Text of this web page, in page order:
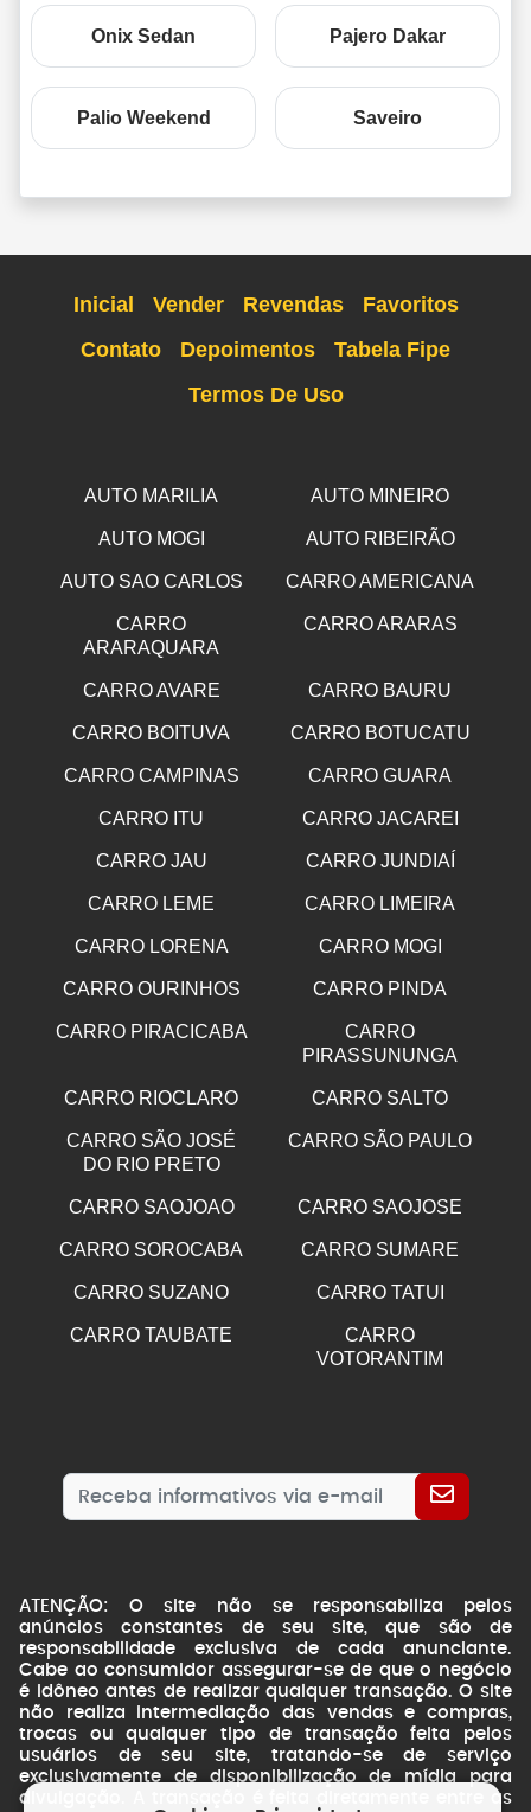
Onix Sedan Pajero Dakar
Palio Weekend Saveiro
Inicial Vender Revendas
Favoritos
Contato
Depoimentos
Tabela Fipe
Termos De Uso
AUTO MARILIA AUTO MINEIRO
AUTO MOGI AUTO RIBEIRÃO
AUTO SAO CARLOS CARRO AMERICANA
CARRO
ARARAQUARA
CARRO ARARAS
CARRO AVARE CARRO BAURU
CARRO BOITUVA CARRO BOTUCATU
CARRO CAMPINAS CARRO GUARA
CARRO ITU CARRO JACAREI
CARRO JAU CARRO JUNDIAÍ
CARRO LEME CARRO LIMEIRA
CARRO LORENA CARRO MOGI
CARRO OURINHOS CARRO PINDA
CARRO PIRACICABA
CARRO
PIRASSUNUNGA
CARRO RIOCLARO CARRO SALTO
CARRO SÃO JOSÉ
DO RIO PRETO
CARRO SÃO PAULO
CARRO SAOJOAO CARRO SAOJOSE
CARRO SOROCABA CARRO SUMARE
CARRO SUZANO CARRO TATUI
CARRO TAUBATE
CARRO
VOTORANTIM
ATENÇÃO: O site não se responsabiliza pelos
anúncios constantes de seu site, que são de
responsabilidade exclusiva de cada anunciante.
Cabe ao consumidor assegurar-se de que o negócio
é idôneo antes de realizar qualquer transação. O site
não realiza intermediação das vendas e compras,
trocas ou qualquer tipo de transação feita pelos
usuários de seu site, tratando-se de serviço
exclusivamente de disponibilização de mídia para
divulgação. A transação é feita diretamente entre as